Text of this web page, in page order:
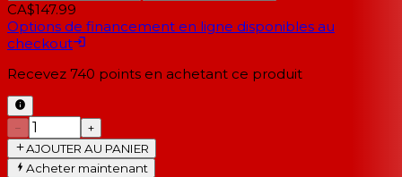
CA$147.99
Options de financement en ligne disponibles au
checkout
Recevez 740 points en achetant ce produit
−
+
AJOUTER AU PANIER
Acheter maintenant